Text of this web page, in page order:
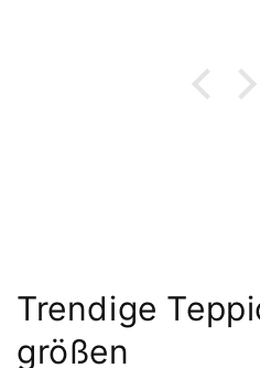
Trendige
größen